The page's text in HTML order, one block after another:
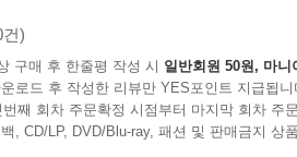
이 꿈처럼 그려내는 이야기 속에서
되자 백만의 누이동생 이막음이
취직하러 왔다가 혼자된 둘째 오빠를
지 전설을 만들어”(94면)내곤 했는데,
건)
구매 후 한줄평 작성 시 일반회원 50원, 마니
로드 후 작성한 리뷰만 YES포인트 지급됩니
번째 회차 주문확정 시점부터 마지막 회차 주
, CD/LP, DVD/Blu-ray, 패션 및 판매금지 상